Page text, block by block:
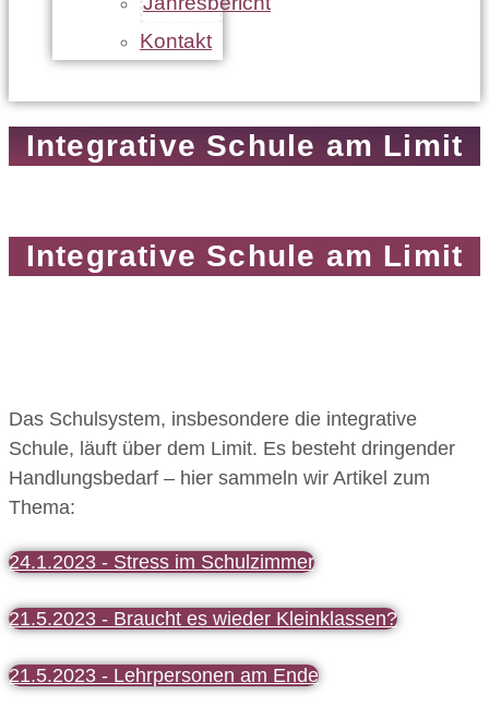
Kontakt
Integrative Schule am Limit
Integrative Schule am Limit
Das Schulsystem, insbesondere die integrative
Schule, läuft über dem Limit. Es besteht dringender
Handlungsbedarf – hier sammeln wir Artikel zum
Thema:
24.1.2023 - Stress im Schulzimmer
21.5.2023 - Braucht es wieder Kleinklassen?
21.5.2023 - Lehrpersonen am Ende